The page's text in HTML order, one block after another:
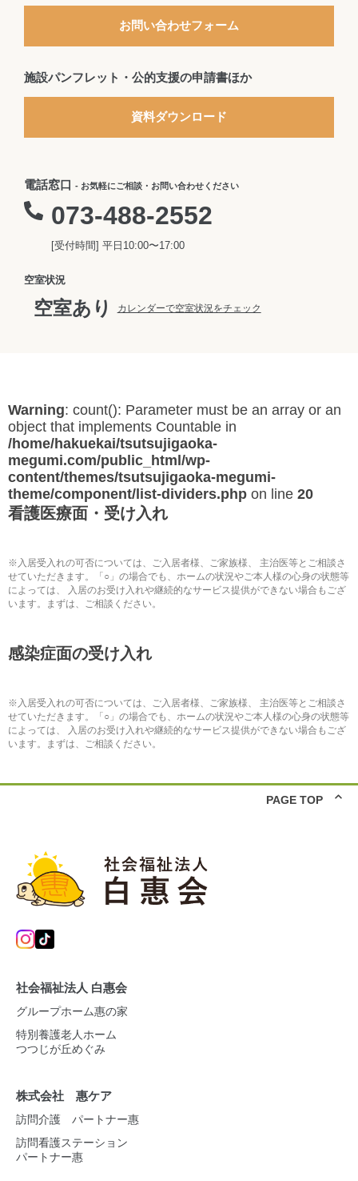
お問い合わせフォーム
施設パンフレット・公的支援の申請書ほか
資料ダウンロード
電話窓口 - お気軽にご相談・お問い合わせください
073-488-2552
[受付時間] 平日10:00〜17:00
空室状況
空室あり カレンダーで空室状況をチェック
Warning: count(): Parameter must be an array or an
object that implements Countable in
/home/hakuekai/tsutsujigaoka-
megumi.com/public_html/wp-
content/themes/tsutsujigaoka-megumi-
theme/component/list-dividers.php on line 20
看護医療面・受け入れ
※入居受入れの可否については、ご入居者様、ご家族様、 主治医等とご相談さ
せていただきます。「○」の場合でも、ホームの状況やご本人様の心身の状態等
によっては、 入居のお受け入れや継続的なサービス提供ができない場合もござ
います。まずは、ご相談ください。
感染症面の受け入れ
※入居受入れの可否については、ご入居者様、ご家族様、 主治医等とご相談さ
せていただきます。「○」の場合でも、ホームの状況やご本人様の心身の状態等
によっては、 入居のお受け入れや継続的なサービス提供ができない場合もござ
います。まずは、ご相談ください。
PAGE TOP
社会福祉法人 白惠会
グループホーム惠の家
特別養護老人ホーム
つつじが丘めぐみ
株式会社 惠ケア
訪問介護 パートナー惠
訪問看護ステーション
パートナー惠